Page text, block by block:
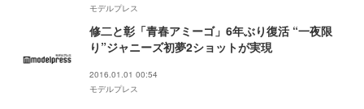
モデルプレス
修二と彰「青春アミーゴ」6年ぶり復活 “一夜限
り”ジャニーズ初夢2ショットが実現
2016.01.01 00:54
モデルプレス